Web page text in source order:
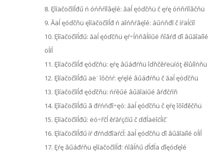
8. Ęîíäčöčîíĺđű ń óńňŕíîâęîé: ăäĺ ęóďčňü č ęŕę óńňŕíîâčňü
9. Ăäĺ ęóďčňü ęîíäčöčîíĺđ ń äîńňŕâęîé: áűńňđî č íŕäĺćíî
10. Ęîíäčöčîíĺđű: ăäĺ ęóďčňü ęŕ÷ĺńňâĺííűé ňîâŕđ ďî âűăîäíîé
öĺíĺ
11. Ęîíäčöčîíĺđ ęóďčňü: ęŕę âűáđŕňü îďňčěŕëüíóţ ěîůíîńňü
12. Ęîíäčöčîíĺđű äë˙ îôčńŕ: ęŕęîé âűáđŕňü č ăäĺ ęóďčňü
13. Ęîíäčöčîíĺđ ęóďčňü: ńŕěűé âűăîäíűé âŕđčŕíň
14. Ęîíäčöčîíĺđű â đŕńńđî÷ęó: ăäĺ ęóďčňü č ęŕę îôîđěčňü
15. Ęîíäčöčîíĺđű: ëó÷řčĺ ěŕăŕçčíű č ďđĺäëîćĺíč˙
16. Ęîíäčöčîíĺđű íŕ đŕńďđîäŕćĺ: ăäĺ ęóďčňü ďî âűăîäíîé öĺíĺ
17. Ęŕę âűáđŕňü ęîíäčöčîíĺđ: ńîâĺňű ďĺđĺä ďîęóďęîé